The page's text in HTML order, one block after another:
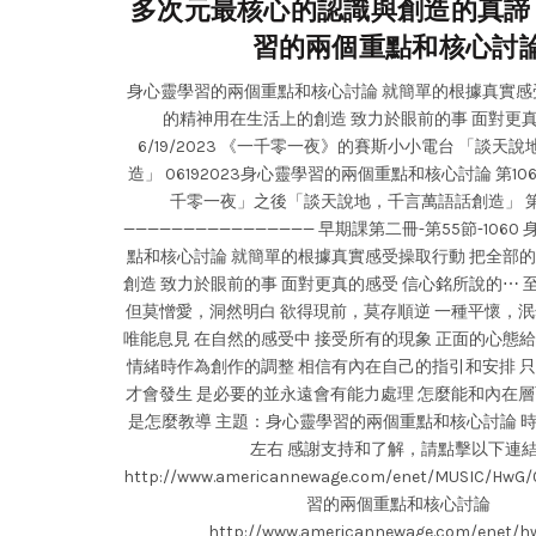
多次元最核心的認識與創造的真
習的兩個重點和核心討
身心靈學習的兩個重點和核心討論 就簡單的根據真實
的精神用在生活上的創造 致力於眼前的事 面對更
6/19/2023 《一千零一夜》的賽斯小小電台 「談天說
造」 06192023身心靈學習的兩個重點和核心討論 第
千零一夜」之後「談天說地，千言萬語話創造」
———————————————— 早期課第二冊-第55節-1060 身
點和核心討論 就簡單的根據真實感受操取行動 把全部
創造 致力於眼前的事 面對更真的感受 信心銘所說的⋯
但莫憎愛，洞然明白 欲得現前，莫存順逆 一種平懷，
唯能息見 在自然的感受中 接受所有的現象 正面的心態
情緒時作為創作的調整 相信有內在自己的指引和安排
才會發生 是必要的並永遠會有能力處理 怎麼能和內在
是怎麼教導 主題：身心靈學習的兩個重點和核心討論
左右 感謝支持和了解，請點擊以下連
http://www.americannewage.com/enet/MUSIC/HwG/
習的兩個重點和核心討論
http://www.americannewage.com/enet/